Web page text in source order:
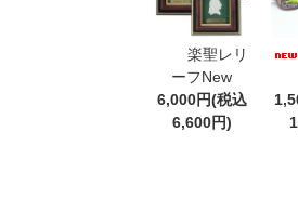
楽聖レリ
ーフNew
6,000円(税込
6,600円)